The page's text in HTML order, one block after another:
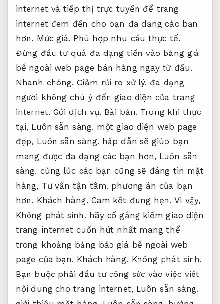
internet và tiếp thị trực tuyến để trang
internet đem đến cho bạn đa dạng các bạn
hơn. Mức giá. Phù hợp nhu cầu thực tế.
Đừng đầu tư quá đa dạng tiền vào bảng giá
bề ngoài web page bán hàng ngay từ đầu.
Nhanh chóng. Giảm rủi ro xử lý. đa dạng
người không chú ý đến giao diện của trang
internet. Gói dịch vụ. Bài bản. Trong khi thực
tại, Luôn sẵn sàng. một giao diện web page
đẹp, Luôn sẵn sàng. hấp dẫn sẽ giúp bạn
mang được đa dạng các bạn hơn, Luôn sẵn
sàng. cùng lúc các bạn cũng sẽ đáng tin mặt
hàng, Tư vấn tận tâm. phương án của bạn
hơn. Khách hàng. Cam kết đúng hẹn. Vì vậy,
Không phát sinh. hãy cố gắng kiếm giao diện
trang internet cuốn hút nhất mang thể
trong khoảng bảng báo giá bề ngoài web
page của bạn. Khách hàng. Không phát sinh.
Bạn buộc phải đầu tư công sức vào việc viết
nội dung cho trang internet, Luôn sẵn sàng.